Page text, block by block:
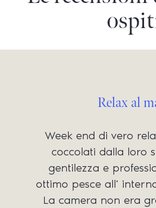
Relax al
Week end di vero
coccolati dalla loro
gentilezza e
ottimo pesce all'
La camera non era